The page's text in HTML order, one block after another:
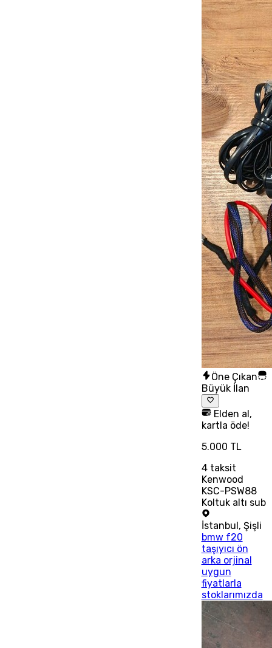
Öne Çıkan
Büyük İlan
Elden al,
kartla öde!
5.000 TL
4taksit
Kenwood
KSC-PSW88
Koltuk altı sub
İstanbul , Şişli
bmw f20
taşıyıcı ön
arka orjinal
uygun
fiyatlarla
stoklarımızda